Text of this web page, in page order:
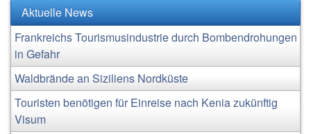
Aktuelle News
Frankreichs Tourismusindustrie durch Bombendrohungen
in Gefahr
Waldbrände an Siziliens Nordküste
Touristen benötigen für Einreise nach Kenia zukünftig
Visum